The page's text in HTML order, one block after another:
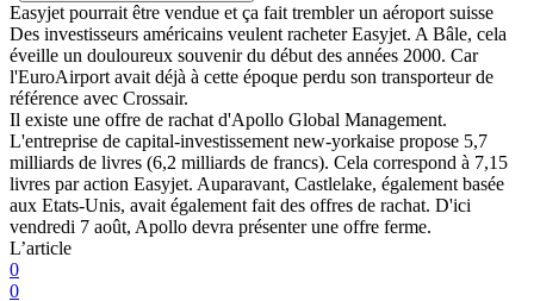
Easyjet pourrait être vendue et ça fait trembler un aéroport suisse
Des investisseurs américains veulent racheter Easyjet. A Bâle, cela
éveille un douloureux souvenir du début des années 2000. Car
l'EuroAirport avait déjà à cette époque perdu son transporteur de
référence avec Crossair.
Il existe une offre de rachat d'Apollo Global Management.
L'entreprise de capital-investissement new-yorkaise propose 5,7
milliards de livres (6,2 milliards de francs). Cela correspond à 7,15
livres par action Easyjet. Auparavant, Castlelake, également basée
aux Etats-Unis, avait également fait des offres de rachat. D'ici
vendredi 7 août, Apollo devra présenter une offre ferme.
L’article
0
0